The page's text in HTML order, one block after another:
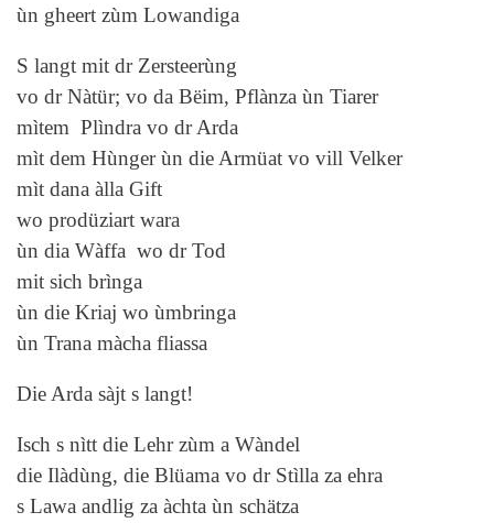
ùn gheert zùm Lowandiga
S langt mit dr Zersteerùng
vo dr Nàtür; vo da Bëim, Pflànza ùn Tiarer
mìtem Plìndra vo dr Arda
mìt dem Hùnger ùn die Armüat vo vill Velker
mìt dana àlla Gift
wo prodüziart wara
ùn dia Wàffa wo dr Tod
mit sich brìnga
ùn die Kriaj wo ùmbringa
ùn Trana màcha fliassa
Die Arda sàjt s langt!
Isch s nìtt die Lehr zùm a Wàndel
die Ilàdùng, die Blüama vo dr Stìlla za ehra
s Lawa andlig za àchta ùn schätza